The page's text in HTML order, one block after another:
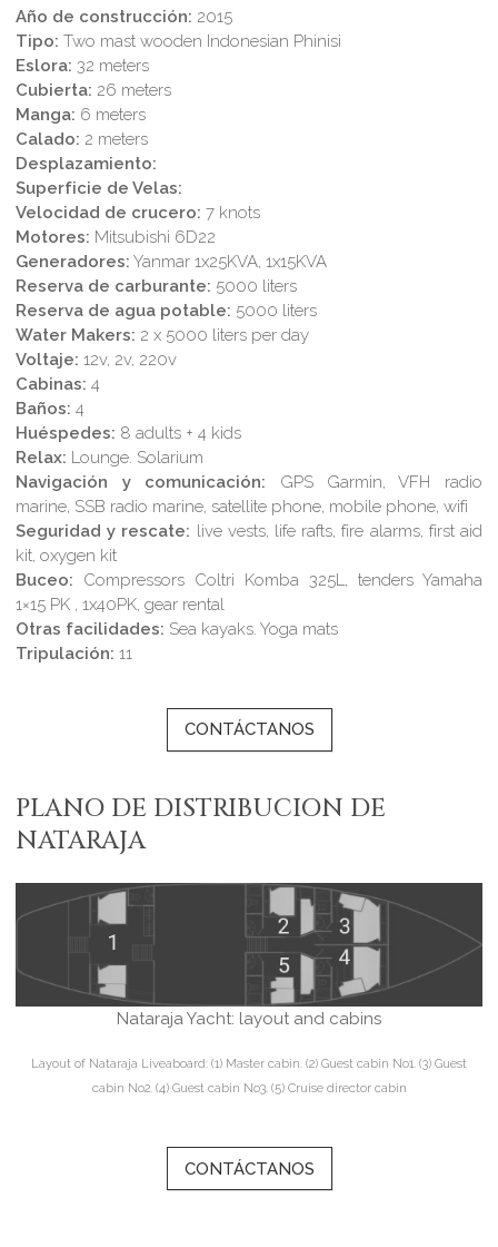
Año de construcción: 2015
Tipo: Two mast wooden Indonesian Phinisi
Eslora: 32 meters
Cubierta: 26 meters
Manga: 6 meters
Calado: 2 meters
Desplazamiento:
Superficie de Velas:
Velocidad de crucero: 7 knots
Motores: Mitsubishi 6D22
Generadores: Yanmar 1x25KVA, 1x15KVA
Reserva de carburante: 5000 liters
Reserva de agua potable: 5000 liters
Water Makers: 2 x 5000 liters per day
Voltaje: 12v, 2v, 220v
Cabinas: 4
Baños: 4
Huéspedes: 8 adults + 4 kids
Relax: Lounge. Solarium
Navigación y comunicación: GPS Garmin, VFH radio
marine, SSB radio marine, satellite phone, mobile phone, wifi
Seguridad y rescate: live vests, life rafts, fire alarms, first aid
kit, oxygen kit
Buceo: Compressors Coltri Komba 325L, tenders Yamaha
1×15 PK , 1x40PK, gear rental
Otras facilidades: Sea kayaks. Yoga mats
Tripulación: 11
CONTÁCTANOS
PLANO DE DISTRIBUCION DE
NATARAJA
Nataraja Yacht: layout and cabins
Layout of Nataraja Liveaboard: (1) Master cabin. (2) Guest cabin No1. (3) Guest
cabin No2. (4) Guest cabin No3. (5) Cruise director cabin
CONTÁCTANOS